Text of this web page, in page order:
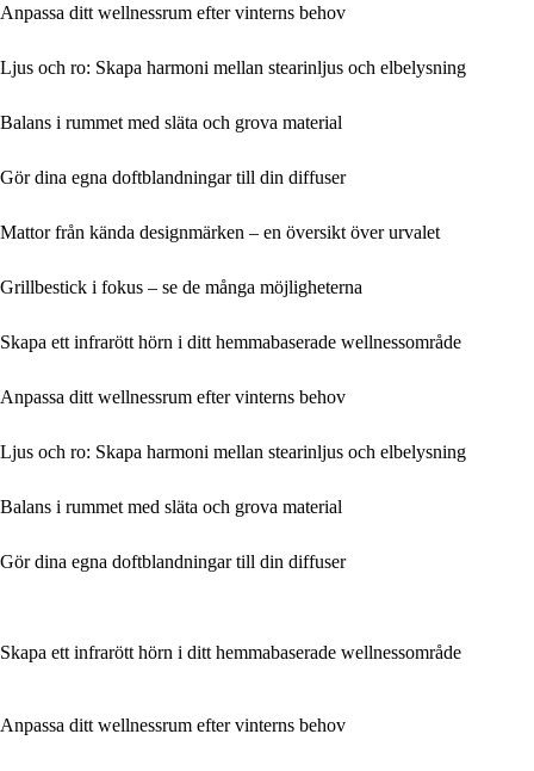
Anpassa ditt wellnessrum efter vinterns behov
Ljus och ro: Skapa harmoni mellan stearinljus och elbelysning
Balans i rummet med släta och grova material
Gör dina egna doftblandningar till din diffuser
Mattor från kända designmärken – en översikt över urvalet
Grillbestick i fokus – se de många möjligheterna
Skapa ett infrarött hörn i ditt hemmabaserade wellnessområde
Anpassa ditt wellnessrum efter vinterns behov
Ljus och ro: Skapa harmoni mellan stearinljus och elbelysning
Balans i rummet med släta och grova material
Gör dina egna doftblandningar till din diffuser
Skapa ett infrarött hörn i ditt hemmabaserade wellnessområde
Anpassa ditt wellnessrum efter vinterns behov